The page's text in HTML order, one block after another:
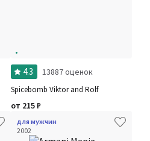
4.3 13887 оценок
Spicebomb Viktor and Rolf
от 215₽
для мужчин
2002